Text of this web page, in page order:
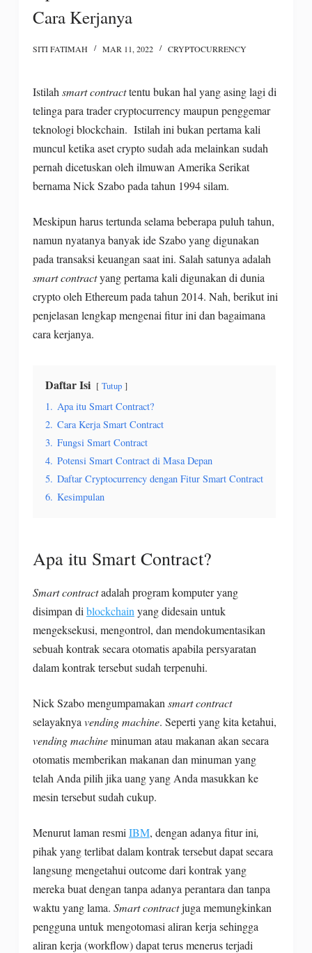
Cara Kerjanya
SITI FATIMAH MAR 11, 2022 CRYPTOCURRENCY
Istilah smart contracttentu bukan hal yang asing lagi di
telinga para trader cryptocurrency maupun penggemar
teknologi blockchain. Istilah ini bukan pertama kali
muncul ketika aset crypto sudah ada melainkan sudah
pernah dicetuskan oleh ilmuwan Amerika Serikat
bernama Nick Szabo pada tahun 1994 silam.
Meskipun harus tertunda selama beberapa puluh tahun,
namun nyatanya banyak ide Szabo yang digunakan
pada transaksi keuangan saat ini. Salah satunya adalah
smart contractyang pertama kali digunakan di dunia
crypto oleh Ethereum pada tahun 2014. Nah, berikut ini
penjelasan lengkap mengenai fitur ini dan bagaimana
cara kerjanya.
Daftar Isi Tutup
1. Apa itu Smart Contract?
2. Cara Kerja Smart Contract
3. Fungsi Smart Contract
4. Potensi Smart Contract di Masa Depan
5. Daftar Cryptocurrency dengan Fitur Smart Contract
6. Kesimpulan
Apa itu Smart Contract?
Smart contractadalah program komputer yang
disimpan di blockchain yang didesain untuk
mengeksekusi, mengontrol, dan mendokumentasikan
sebuah kontrak secara otomatis apabila persyaratan
dalam kontrak tersebut sudah terpenuhi.
Nick Szabo mengumpamakan smart contract
selayaknya vending machine. Seperti yang kita ketahui,
vending machineminuman atau makanan akan secara
otomatis memberikan makanan dan minuman yang
telah Anda pilih jika uang yang Anda masukkan ke
mesin tersebut sudah cukup.
Menurut laman resmi IBM, dengan adanya fitur ini,
pihak yang terlibat dalam kontrak tersebut dapat secara
langsung mengetahui outcome dari kontrak yang
mereka buat dengan tanpa adanya perantara dan tanpa
waktu yang lama. Smart contractjuga memungkinkan
pengguna untuk mengotomasi aliran kerja sehingga
aliran kerja (workflow) dapat terus menerus terjadi